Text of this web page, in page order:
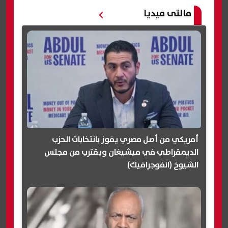
مالتى ميديا
أمريكي من أصل مصري يفوز بانتخابات الحزب
الديمقراطي في ميشيغان ويقترب من مجلس
الشيوخ (انفوجرافيك)